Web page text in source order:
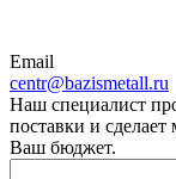
Email
centr@bazismetall.ru
Наш специалист
поставки и
Ваш бюджет.